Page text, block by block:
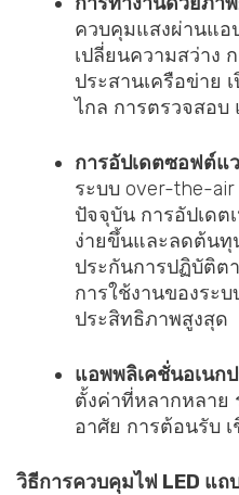
ควบคุมแสงผ่านแอ
เปลี่ยนความสว่าง
ประสานเครือข่าย
ไกล การตรวจสอ
การอัปเดตซอฟต์แ
ระบบ over-the-
ปัจจุบัน การอัปเดต
ง่ายขึ้นและลดต้น
ประกันการปฏิบัติต
การใช้งานของระ
ประสิทธิภาพสูงสุด
แอพพลิเคชั่นอเนก
ตั้งค่าที่หลากหลาย
อาศัย การต้อนรับ
วิธีการควบคุมไฟ LED แ